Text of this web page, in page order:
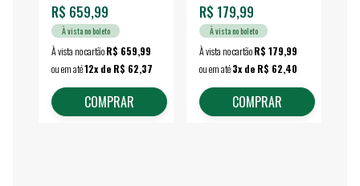
R$ 659,99
À vista no boleto
À vista no cartãoR$ 659,99
ou em até12x de R$ 62,37
COMPRAR
R$ 179,99
À vista no boleto
À vista no cartãoR$ 179,99
ou em até3x de R$ 62,40
COMPRAR